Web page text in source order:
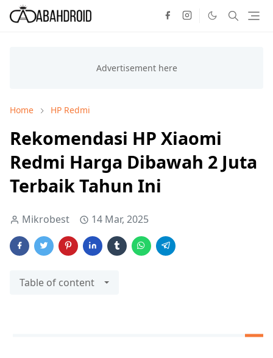
Home HP Redmi
Rekomendasi HP Xiaomi
Redmi Harga Dibawah 2 Juta
Terbaik Tahun Ini
Mikrobest 14 Mar, 2025
Table of content